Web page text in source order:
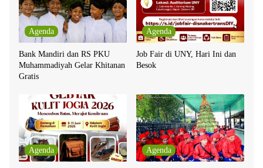
Agenda
Bank Mandiri dan RS PKU
Muhammadiyah Gelar Khitanan
Gratis
Agenda
Job Fair di UNY, Hari Ini dan
Besok
Agenda Agenda